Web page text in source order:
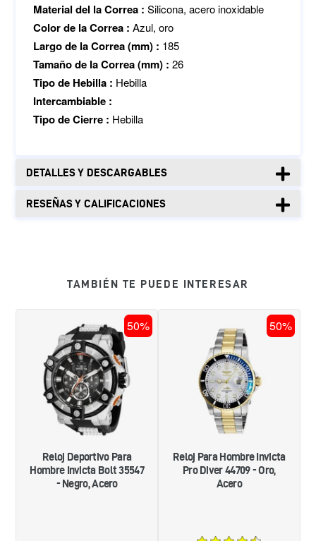
Material del la Correa :Silicona, acero inoxidable
Color de la Correa :Azul, oro
Largo de la Correa (mm) : 185
Tamaño de la Correa (mm) :26
Tipo de Hebilla : Hebilla
Intercambiable :
Tipo de Cierre : Hebilla
DETALLES Y DESCARGABLES
RESEÑAS Y CALIFICACIONES
TAMBIÉN TE PUEDE INTERESAR
DEPORTIVO
PARA
HOMBRE
INVICTA
BOLT
35547
-
NEGRO,
ACERO
50%
Reloj Deportivo Para
Hombre Invicta Bolt 35547
- Negro, Acero
PARA
HOMBRE
INVICTA
PRO
DIVER
44709
-
ORO,
ACERO
50%
Reloj Para Hombre Invicta
Pro Diver 44709 - Oro,
Acero